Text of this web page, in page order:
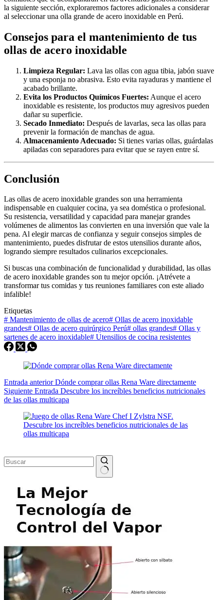
la siguiente sección, exploraremos factores adicionales a considerar
al seleccionar una olla grande de acero inoxidable en Perú.
Consejos para el mantenimiento de tus
ollas de acero inoxidable
Limpieza Regular: Lava las ollas con agua tibia, jabón suave
y una esponja no abrasiva. Esto evita rayaduras y mantiene el
acabado brillante.
Evita los Productos Químicos Fuertes: Aunque el acero
inoxidable es resistente, los productos muy agresivos pueden
dañar su superficie.
Secado Inmediato: Después de lavarlas, seca las ollas para
prevenir la formación de manchas de agua.
Almacenamiento Adecuado: Si tienes varias ollas, guárdalas
apiladas con separadores para evitar que se rayen entre sí.
Conclusión
Las ollas de acero inoxidable grandes son una herramienta
indispensable en cualquier cocina, ya sea doméstica o profesional.
Su resistencia, versatilidad y capacidad para manejar grandes
volúmenes de alimentos las convierten en una inversión que vale la
pena. Al elegir marcas de confianza y seguir consejos simples de
mantenimiento, puedes disfrutar de estos utensilios durante años,
logrando siempre resultados culinarios excepcionales.
Si buscas una combinación de funcionalidad y durabilidad, las ollas
de acero inoxidable grandes son tu mejor opción. ¡Atrévete a
transformar tus comidas y tus reuniones familiares con este aliado
infalible!
Etiquetas
# Mantenimiento de ollas de acero# Ollas de acero inoxidable
grandes# Ollas de acero quirúrgico Perú# ollas grandes# Ollas y
sartenes de acero inoxidable# Utensilios de cocina resistentes
Entrada anteriorDónde comprar ollas Rena Ware directamente
Siguiente Entrada Descubre los increíbles beneficios nutricionales
de las ollas multicapa
resultados